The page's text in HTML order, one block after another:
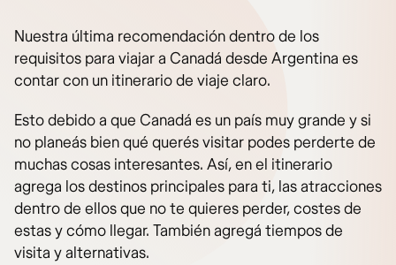
Nuestra última recomendación dentro de los
requisitos para viajar a Canadá desde Argentina es
contar con un itinerario de viaje claro.
Esto debido a que Canadá es un país muy grande y si
no planeás bien qué querés visitar podes perderte de
muchas cosas interesantes. Así, en el itinerario
agrega los destinos principales para ti, las atracciones
dentro de ellos que no te quieres perder, costes de
estas y cómo llegar. También agregá tiempos de
visita y alternativas.